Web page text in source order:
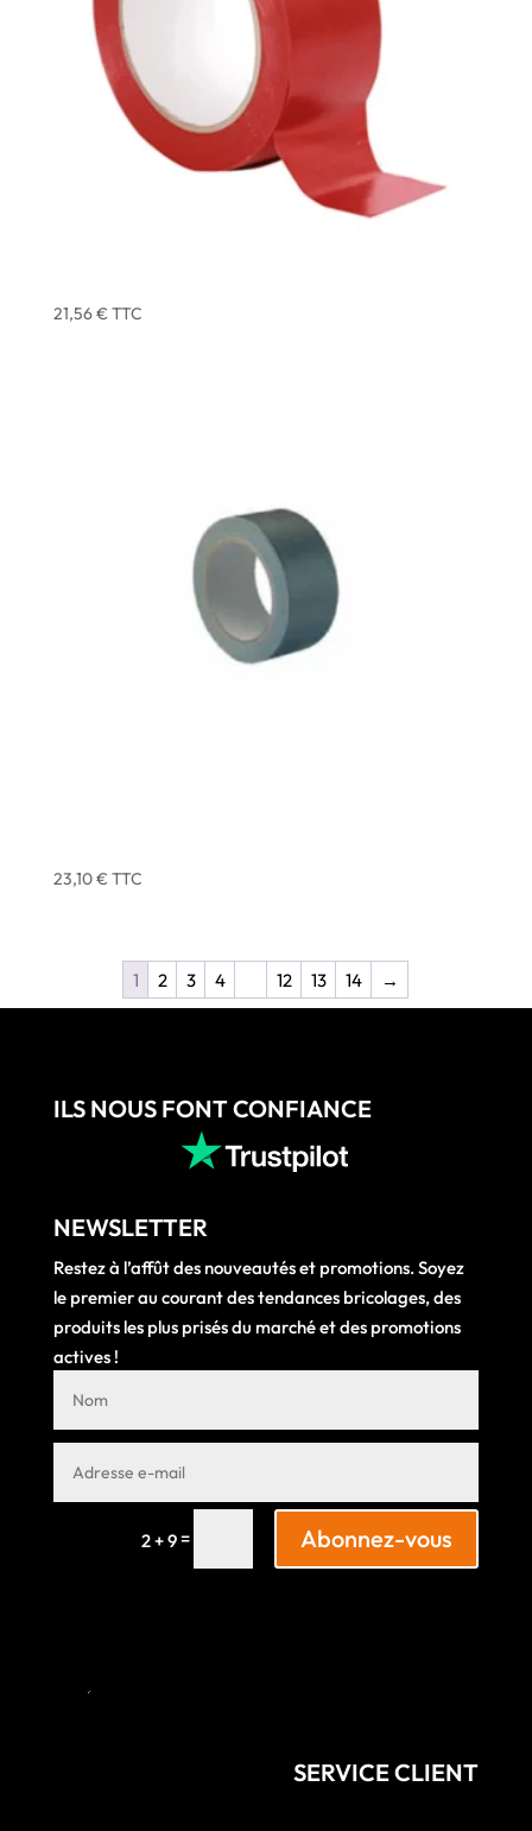
21,56€TTC
23,10€TTC
1 2 3 4 12 13 14 →
ILS NOUS FONT CONFIANCE
NEWSLETTER
Restez à l’affût des nouveautés et promotions. Soyez
le premier au courant des tendances bricolages, des
produits les plus prisés du marché et des promotions
actives !
2 + 9= Abonnez-vous
SERVICE CLIENT